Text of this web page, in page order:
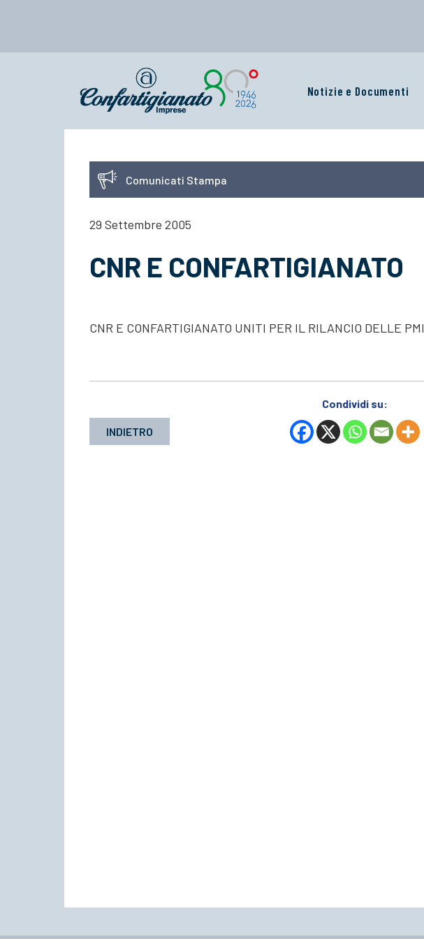
Notizie e Documenti
Comunicati Stampa
29 Settembre 2005
CNR E CONFARTIGIANATO
CNR E CONFARTIGIANATO UNITI PER IL RILANCIO DELLE PMI
INDIETRO
Condividi su: